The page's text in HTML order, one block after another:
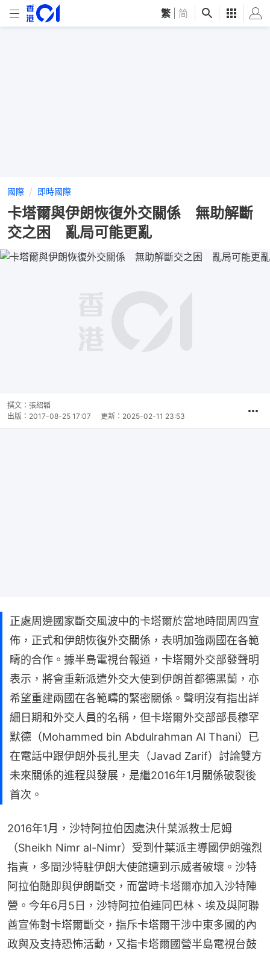
繁 简
國際 即時國際
卡塔爾與伊朗恢復外交關係 無助解斷
交之困 亂局可能更亂
撰文： 張紹韜
出版： 2017-08-25 17:07 更新： 2025-02-11 23:53
正處周邊國家斷交風波中的卡塔爾於當地時間周四宣
佈，正式和伊朗恢復外交關係，表明加強兩國在各範
疇的合作。據半島電視台報道，卡塔爾外交部發聲明
表示，將會重新派遣外交大使到伊朗首都德黑蘭，亦
希望重建兩國在各範疇的緊密關係。聲明沒有指出詳
細日期和外交人員的名稱，但卡塔爾外交部部長穆罕
默德（Mohammed bin Abdulrahman Al Thani）已
在電話中跟伊朗外長扎里夫（Javad Zarif）討論雙方
未來關係的進程與發展，是繼2016年1月關係破裂後
首次。
2016年1月，沙特阿拉伯因處決什葉派教士尼姆
（Sheikh Nimr al-Nimr）受到什葉派主導國伊朗強烈
指責，多間沙特駐伊朗大使館遭到示威者破壞。沙特
阿拉伯隨即與伊朗斷交，而當時卡塔爾亦加入沙特陣
營。今年6月5日，沙特阿拉伯連同巴林、埃及與阿聯
酋宣佈對卡塔爾斷交，指斥卡塔爾干涉中東多國的內
政與及支持恐怖活動，又指卡塔爾國營半島電視台鼓